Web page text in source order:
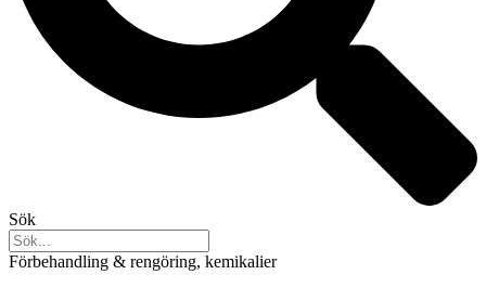
Sök
Förbehandling & rengöring, kemikalier